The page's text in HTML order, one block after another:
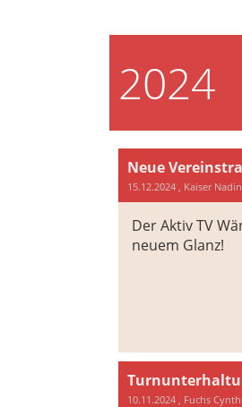
2024
15.12.2024 , Kaiser
Der Aktiv TV
neuem Glanz!
10.11.2024 , Fuchs